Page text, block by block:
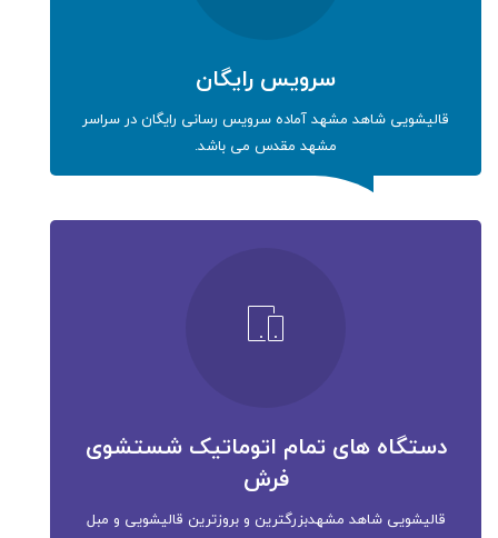
سرویس رایگان
قالیشویی شاهد مشهد آماده سرویس رسانی رایگان در سراسر
مشهد مقدس می باشد.
دستگاه های تمام اتوماتیک شستشوی
فرش
قالیشویی شاهد مشهدبزرگترین و بروزترین قالیشویی و مبل